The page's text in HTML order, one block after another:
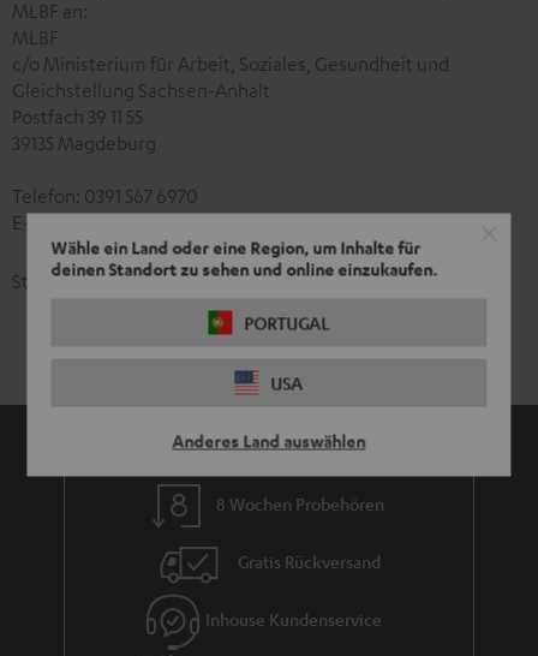
Wähle ein Land oder eine Region, um Inhalte für
deinen Standort zu sehen und online einzukaufen.
PORTUGAL
USA
Anderes Land auswählen
MLBF an:
MLBF
c/o Ministerium für Arbeit, Soziales, Gesundheit und
Gleichstellung Sachsen-Anhalt
Postfach 39 11 55
39135 Magdeburg
Telefon: 0391 567 6970
E-Mail:
Stand: 28. Juni 2025
8 Wochen Probehören
Gratis Rückversand
Inhouse Kundenservice